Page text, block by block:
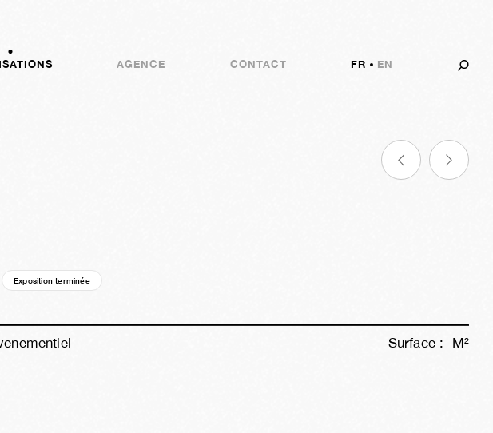
AGENCE CONTACT FR EN
Exposition terminée
Surface : M²